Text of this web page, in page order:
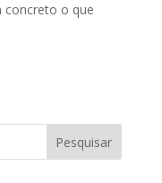
concreto o que